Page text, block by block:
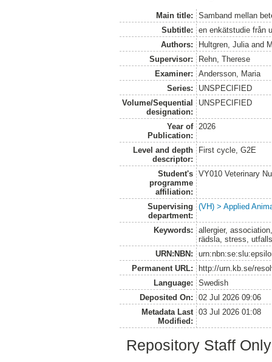
Main title:
Samband mellan
Subtitle:
en enkätstudie från
Authors:
Hultgren, Julia and
Supervisor:
Rehn, Therese
Examiner:
Andersson, Maria
Series:
UNSPECIFIED
Volume/Sequential
designation:
UNSPECIFIED
Year of
Publication:
2026
Level and depth
descriptor:
First cycle, G2E
Student's
programme
affiliation:
VY010 Veterinary
Supervising
department:
(VH) > Applied
Keywords:
allergier,
rädsla, stress,
URN:NBN:
Permanent URL:
http://urn.kb.se/
Language:
Swedish
Deposited On:
02 Jul 2026 09:06
Metadata Last
Modified:
03 Jul 2026 01:08
Repository Staff